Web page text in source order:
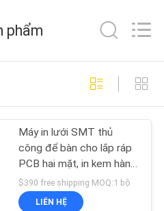
đặt
74
phẩm
Máy in lưới SMT thủ
công để bàn cho lắp ráp
PCB hai mặt, in kem hàn
300×400mm
$390 free shipping MOQ:1 bộ
LIÊN HỆ